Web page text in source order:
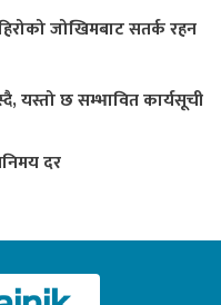
जोखिमबाट सतर्क रहन
यस्तो छ सम्भावित कार्यसूची
दर